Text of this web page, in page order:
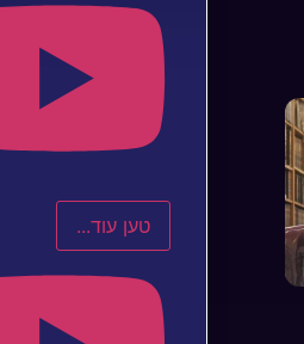
טען עוד...